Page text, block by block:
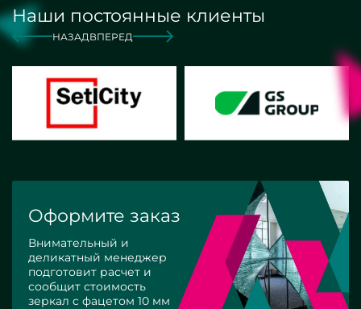
Наши постоянные клиенты
НАЗАД ВПЕРЕД
Оформите заказ
Внимательный и
деликатный менеджер
подготовит расчет и
сообщит стоимость
зеркал с фацетом 10 мм